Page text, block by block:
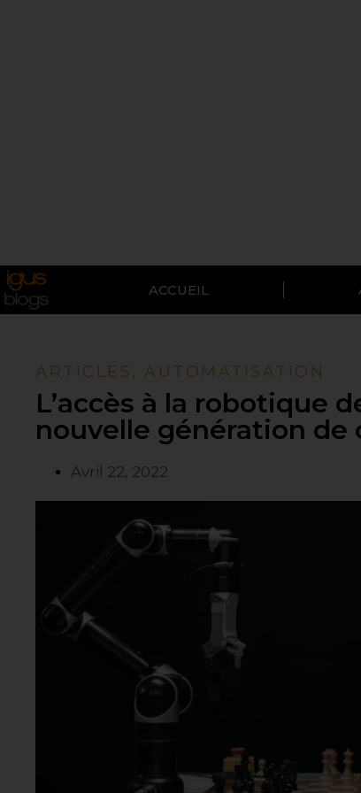
ACCUEIL
ARTICLES, AUTOMATISATION
L’accès à la robotique
nouvelle génération de
Avril 22, 2022